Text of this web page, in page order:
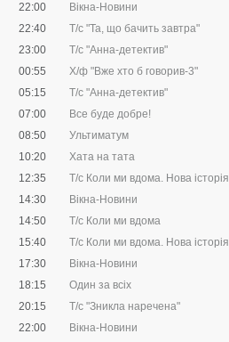
22:00
Вікна-Новини
22:40
Т/с "Та, що бачить завтра"
23:00
Т/с "Анна-детектив"
00:55
Х/ф "Вже хто б говорив-3"
05:15
Т/с "Анна-детектив"
07:00
Все буде добре!
08:50
Ультиматум
10:20
Хата на тата
12:35
Т/с Коли ми вдома. Нова історія
14:30
Вікна-Новини
14:50
Т/с Коли ми вдома
15:40
Т/с Коли ми вдома. Нова історія
17:30
Вікна-Новини
18:15
Один за всіх
20:15
Т/с "Зникла наречена"
22:00
Вікна-Новини